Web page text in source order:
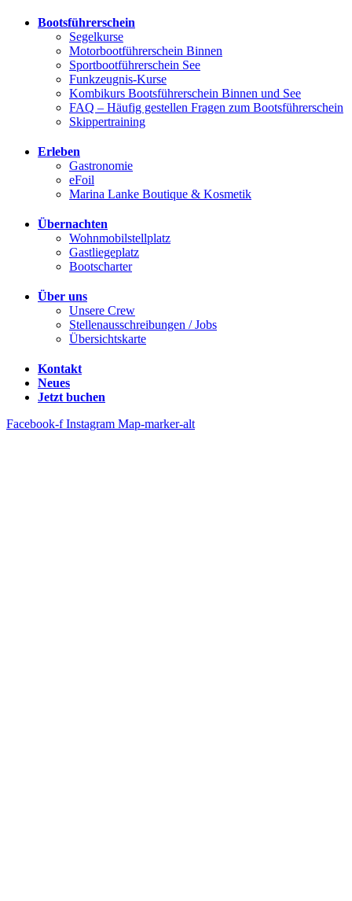
Bootsführerschein
Segelkurse
Motorbootführerschein Binnen
Sportbootführerschein See
Funkzeugnis-Kurse
Kombikurs Bootsführerschein Binnen und See
FAQ – Häufig gestellen Fragen zum Bootsführerschein
Skippertraining
Erleben
Gastronomie
eFoil
Marina Lanke Boutique & Kosmetik
Übernachten
Wohnmobilstellplatz
Gastliegeplatz
Bootscharter
Über uns
Unsere Crew
Stellenausschreibungen / Jobs
Übersichtskarte
Kontakt
Neues
Jetzt buchen
Facebook-f Instagram Map-marker-alt